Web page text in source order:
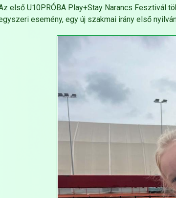
első U10PRÓBA Play+Stay Narancs Fesztivál
esemény, egy új szakmai irány első